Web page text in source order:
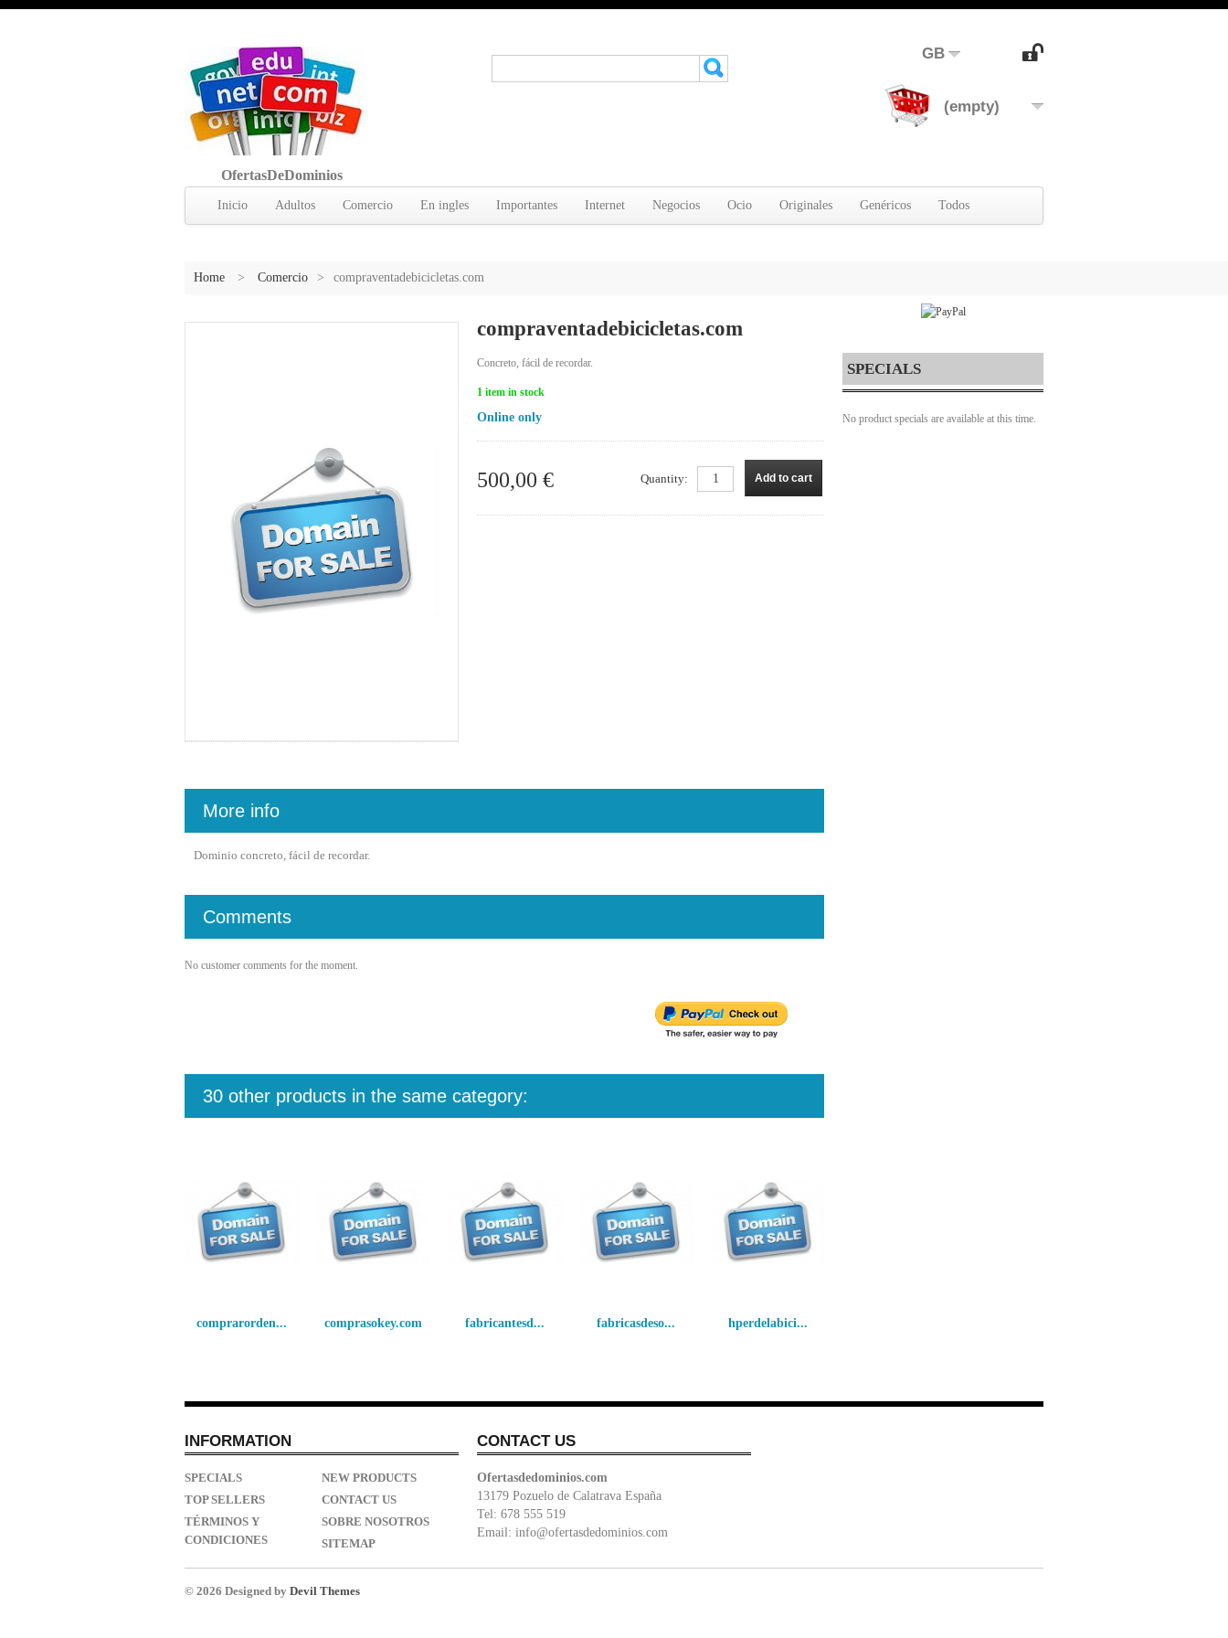
OfertasDeDominios
GB
(empty)
Inicio Adultos Comercio En ingles Importantes Internet Negocios Ocio Originales Genéricos Todos
Home > Comercio > compraventadebicicletas.com
compraventadebicicletas.com
Concreto, fácil de recordar.
1 item in stock
Online only
500,00 € Add to cart
Quantity:
More info
Dominio concreto, fácil de recordar.
Comments
No customer comments for the moment.
30 other products in the same category:
comprarorden... comprasokey.com fabricantesd... fabricasdeso... hperdelabici...
SPECIALS
No product specials are available at this time.
INFORMATION
SPECIALS
NEW PRODUCTS
TOP SELLERS
CONTACT US
TÉRMINOS Y
CONDICIONES
SOBRE NOSOTROS
SITEMAP
© 2026 Designed by Devil Themes
CONTACT US
Ofertasdedominios.com
13179 Pozuelo de Calatrava España
Tel: 678 555 519
Email: info@ofertasdedominios.com